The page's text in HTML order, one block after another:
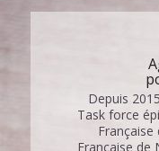
Depuis
Task force
Française de